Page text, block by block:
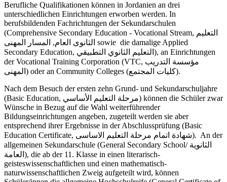
Berufliche Qualifikationen können in Jordanien an drei
unterschiedlichen Einrichtungen erworben werden. In
berufsbildenden Fachrichtungen der Sekundarschulen
(Comprehensive Secondary Education - Vocational Stream, التعليم
الثانوى العام, المسار المهنى sowie die damalige Applied
Secondary Education, التعليم الثانوي التطبيقي), an Einrichtungen
der Vocational Training Corporation (VTC, مؤسسة التدريب
المهنى) oder an Community Colleges (كليات المجتمع).
Nach dem Besuch der ersten zehn Grund- und Sekundarschuljahre
(Basic Education, مرحلة التعليم الأساسي) können die Schüler zwar
Wünsche in Bezug auf die Wahl weiterführender
Bildungseinrichtungen angeben, zugeteilt werden sie aber
entsprechend ihrer Ergebnisse in der Abschlussprüfung (Basic
Education Certificate, شهادة اتمام مرحلة التعليم الاساسى). An der
allgemeinen Sekundarschule (General Secondary School/ الثانوية
العامة), die ab der 11. Klasse in einen literarisch-
geisteswissenschaftlichen und einen mathematisch-
naturwissenschaftlichen Zweig aufgeteilt wird, können